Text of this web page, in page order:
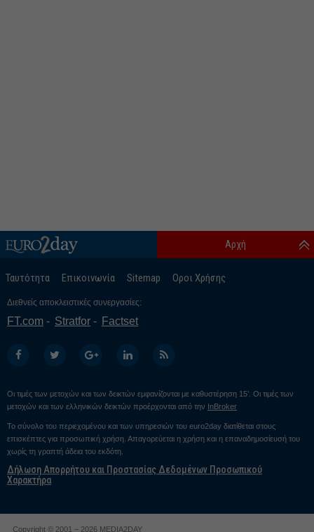
Ταυτότητα Επικοινωνία Sitemap Οροι Χρήσης
Αρχή
Διεθνείς αποκλειστικές συνεργασίες:
FT.com Stratfor Factset
Οι τιμές των μετοχών και των δεικτών εμφανίζονται με καθυστέρηση 15’. Οι τιμές των
μετοχών και των ελληνικών δεικτών προέρχονται από την InBroker
Το σύνολο του περιεχομένου και των υπηρεσιών του euro2day διατίθεται στους
επισκέπτες για προσωπική χρήση. Απαγορεύεται η χρήση και η επαναδημοσίευσή του
χωρίς τη γραπτή άδεια του εκδότη.
Δήλωση Απορρήτου και Προστασίας Δεδομένων Προσωπικού
Χαρακτήρα
Copyright © 2001 – 2026 MEDIA2DAY